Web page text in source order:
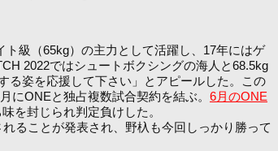
級（65kg）の主力として活躍し、17年にはゲ
2022ではシュートボクシングの海人と68.5kg
る姿を応援して下さい」とアピールした。この
にONEと独占複数試合契約を結ぶ。 6月のONE
を封じられ判定負けした。
ることが発表され、野杁も今回しっかり勝って